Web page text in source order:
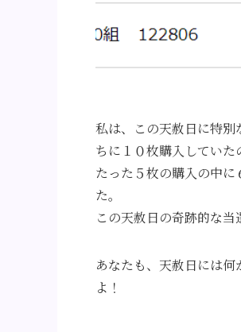
私は、この天赦日に特
ちに１０枚購入していた
たった５枚の購入の中
た。
この天赦日の奇跡的な当
あなたも、天赦日には
よ！